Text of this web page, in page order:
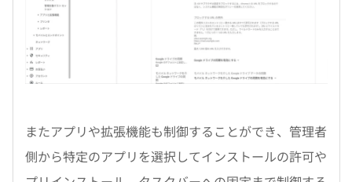
またアプリや拡張機能も制御することができ、管理者
側から特定のアプリを選択してインストールの許可や